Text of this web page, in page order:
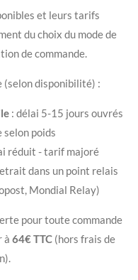
et leurs tarifs
du choix du mode de
de commande.
(selon disponibilité) :
: délai 5-15 jours ouvrés
poids
réduit - tarif majoré
dans un point relais
Mondial Relay)
pour toute commande
à64€ TTC (hors frais de